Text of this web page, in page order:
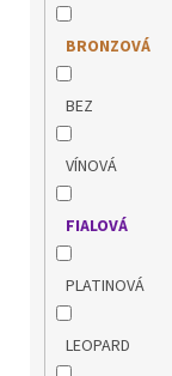
MARCO TOZZI
MEDILINE
MUSTANG
NIK
OLYMPIKUS
PICCADILLY
BRONZOVÁ
BEZ
VÍNOVÁ
FIALOVÁ
PLATINOVÁ
LEOPARD